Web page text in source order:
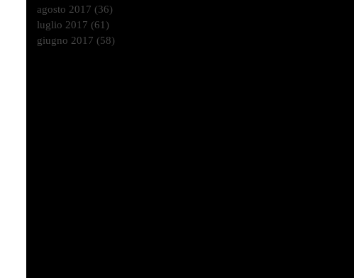
agosto 2017 (36)
luglio 2017 (61)
giugno 2017 (58)